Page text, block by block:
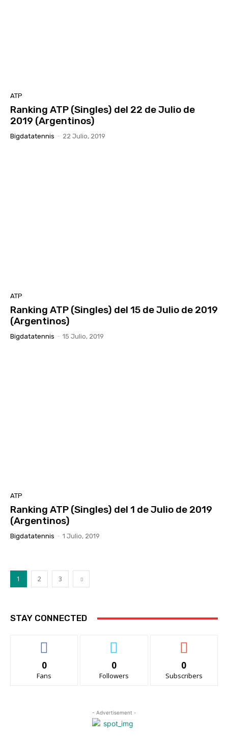
ATP
Ranking ATP (Singles) del 22 de Julio de
2019 (Argentinos)
Bigdatatennis - 22 Julio, 2019
ATP
Ranking ATP (Singles) del 15 de Julio de 2019
(Argentinos)
Bigdatatennis - 15 Julio, 2019
ATP
Ranking ATP (Singles) del 1 de Julio de 2019
(Argentinos)
Bigdatatennis - 1 Julio, 2019
1 2 3
STAY CONNECTED
0
Fans
0
Followers
0
Subscribers
- Advertisement -